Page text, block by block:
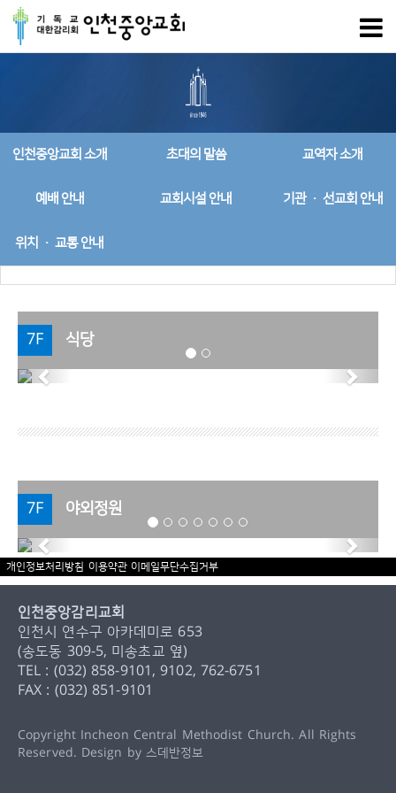
인천중앙교회 소개 초대의 말씀 교역자 소개
예배 안내 교회시설 안내 기관 · 선교회 안내
위치 · 교통 안내
7F 식당
Previous Next
7F 야외정원
Previous Next
개인정보처리방침 이용약관 이메일무단수집거부
인천중앙감리교회
인천시 연수구 아카데미로 653
(송도동 309-5, 미송초교 옆)
TEL : (032) 858-9101, 9102, 762-6751
FAX : (032) 851-9101
Copyright Incheon Central Methodist Church. All Rights
Reserved. Design by 스데반정보